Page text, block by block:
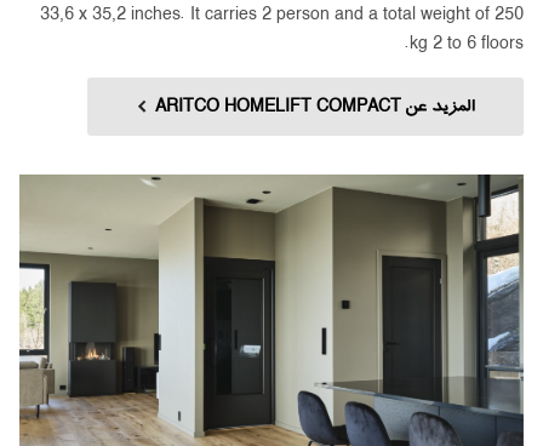
33,6 x 35,2 inches. It carries 2 person and a total weight of 250
kg 2 to 6 floors.
المزيد عن ARITCO HOMELIFT COMPACT